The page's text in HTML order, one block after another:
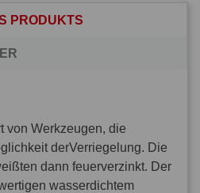
PRODUKTS
von Werkzeugen, die
derVerriegelung. Die
dann feuerverzinkt. Der
wasserdichtem